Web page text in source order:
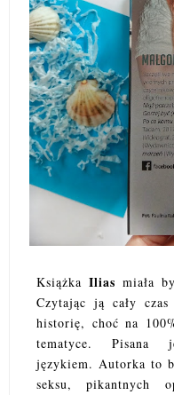
KsiążkaIlias miała
Czytając ją cały
historię, choć na
tematyce. Pisana
językiem. Autorka to
seksu, pikantnych